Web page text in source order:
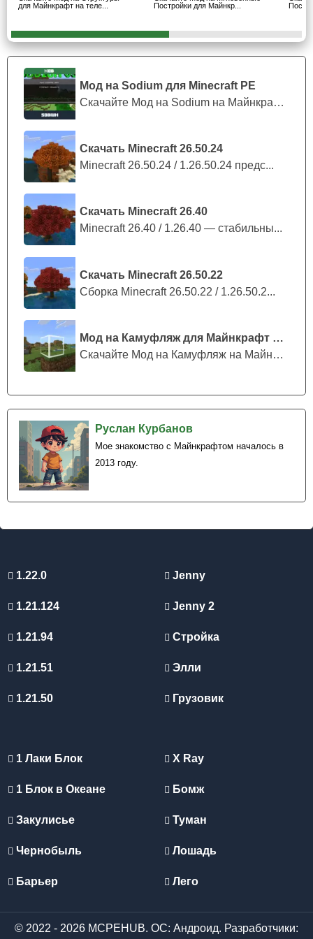
Мод на Sodium для Minecraft PE
Скачайте Мод на Sodium на Майнкрафт П...
Скачать Minecraft 26.50.24
Minecraft 26.50.24 / 1.26.50.24 предс...
Скачать Minecraft 26.40
Minecraft 26.40 / 1.26.40 — стабильны...
Скачать Minecraft 26.50.22
Сборка Minecraft 26.50.22 / 1.26.50.2...
Мод на Камуфляж для Майнкрафт ПЕ
Скачайте Мод на Камуфляж на Майнкрафт...
Руслан Курбанов
Мое знакомство с Майнкрафтом началось в
2013 году.
прочего Стиву даже не нужно переживать, что с ареной
постройках всегда может создать новый колизей.
Для создания арены нужен крафт.
Магазин
Если у игрока Minecraft PE завалялись ненужные вещи, а
ему нужно постоянно путешествовать, он может
воспользоваться модом на помощь в постройках.
Благодаря магазину Стиву большене нужно будет
задумываться, что ему будет негде спать во время его
для Майнкрафт на теле...
Постройки для Майнкр...
1.22.0
1.21.124
1.21.94
1.21.51
1.21.50
Jenny
Jenny 2
Стройка
Элли
Грузовик
1 Лаки Блок
1 Блок в Океане
Закулисье
Чернобыль
Барьер
X Ray
Бомж
Туман
Лошадь
Лего
© 2022 - 2026 MCPEHUB. ОС: Андроид. Разработчики: